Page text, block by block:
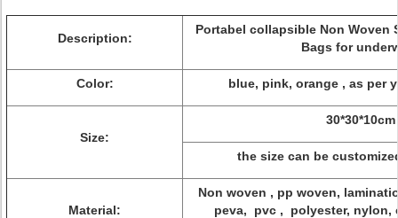
Description:
Portabel collapsible Non Woven
Bags for
Color: blue, pink, orange , as per
Size:
30*30*10cm
the size can be
Material:
Non woven , pp woven,
peva, pvc , polyester, nylon,